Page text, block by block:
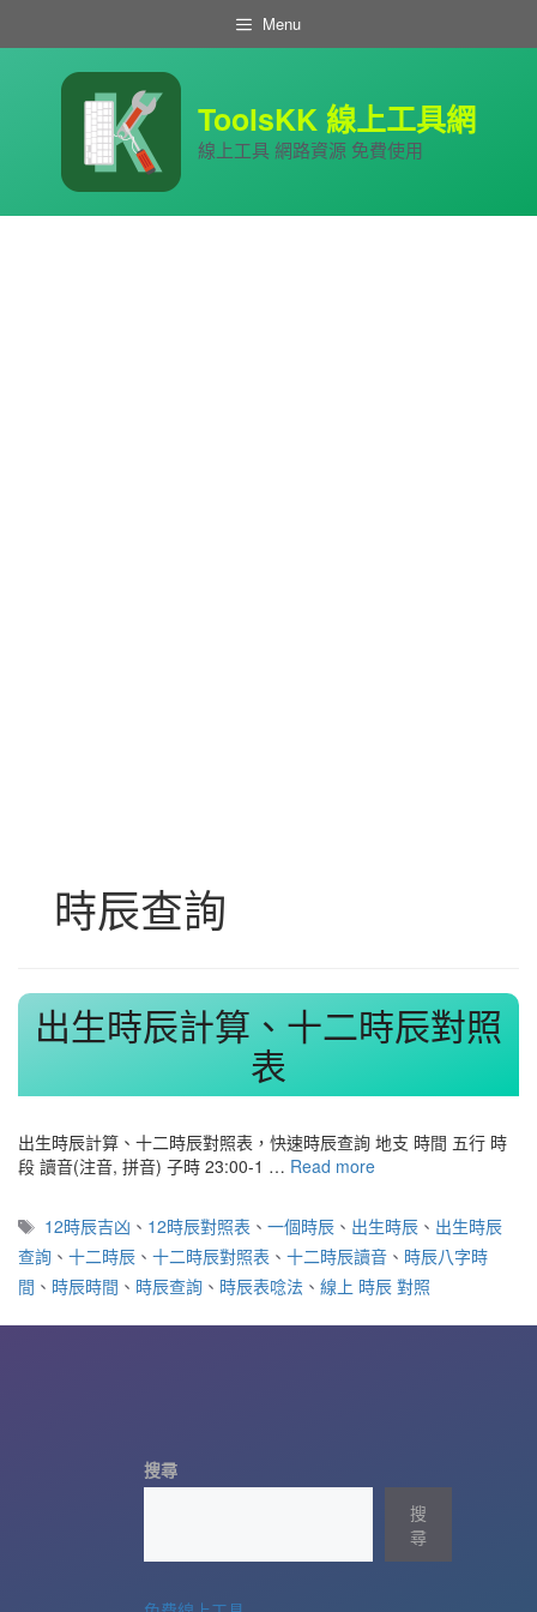
Menu
ToolsKK 線上工具網
線上工具 網路資源 免費使用
時辰查詢
出生時辰計算、十二時辰對照
表
出生時辰計算、十二時辰對照表，快速時辰查詢 地支 時間 五行 時
段 讀音(注音, 拼音) 子時 23:00-1 … Read more
標
籤
12時辰吉凶 、 12時辰對照表 、一個時辰 、 出生時辰 、 出生時辰
查詢 、 十二時辰 、 十二時辰對照表 、 十二時辰讀音 、 時辰八字時
間 、 時辰時間 、 時辰查詢 、 時辰表唸法 、 線上 時辰 對照
搜尋
搜
尋